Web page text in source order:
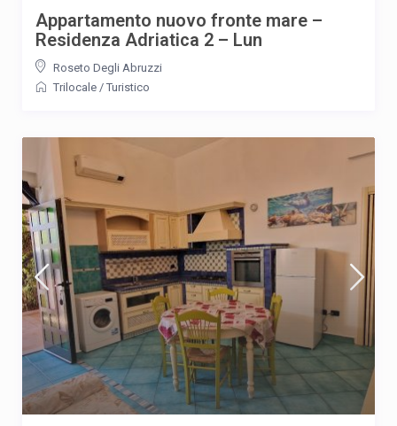
Appartamento nuovo fronte mare –
Residenza Adriatica 2 – Lun
Roseto Degli Abruzzi
Trilocale / Turistico